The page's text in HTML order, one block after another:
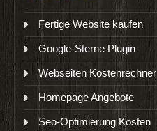
Fertige Website kaufen
Google-Sterne Plugin
Webseiten Kostenrechner
Homepage Angebote
Seo-Optimierung Kosten